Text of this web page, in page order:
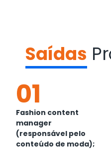
Saídas
01
Fashion content
manager
(responsável pelo
conteúdo de moda);